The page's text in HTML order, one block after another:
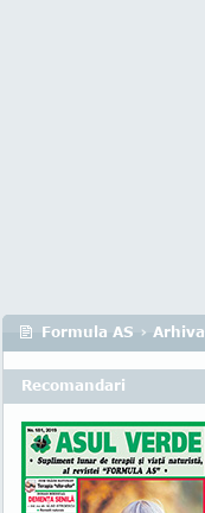
Formula AS › Arhiva
Recomandari